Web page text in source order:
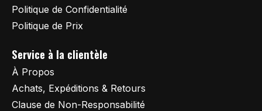
Politique de Confidentialité
Politique de Prix
Service à la clientèle
À Propos
Achats, Expéditions & Retours
Clause de Non-Responsabilité